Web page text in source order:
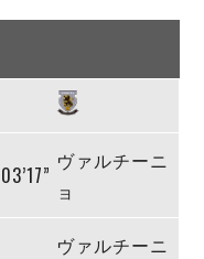
03’17”
ヴァルチーニ
ョ
ヴァルチーニ